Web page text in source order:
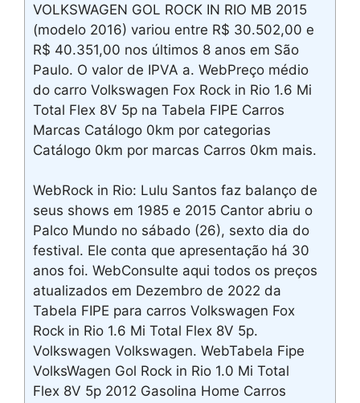
VOLKSWAGEN GOL ROCK IN RIO MB 2015
(modelo 2016) variou entre R$ 30.502,00 e
R$ 40.351,00 nos últimos 8 anos em São
Paulo. O valor de IPVA a. WebPreço médio
do carro Volkswagen Fox Rock in Rio 1.6 Mi
Total Flex 8V 5p na Tabela FIPE Carros
Marcas Catálogo 0km por categorias
Catálogo 0km por marcas Carros 0km mais.
WebRock in Rio: Lulu Santos faz balanço de
seus shows em 1985 e 2015 Cantor abriu o
Palco Mundo no sábado (26), sexto dia do
festival. Ele conta que apresentação há 30
anos foi. WebConsulte aqui todos os preços
atualizados em Dezembro de 2022 da
Tabela FIPE para carros Volkswagen Fox
Rock in Rio 1.6 Mi Total Flex 8V 5p.
Volkswagen Volkswagen. WebTabela Fipe
VolksWagen Gol Rock in Rio 1.0 Mi Total
Flex 8V 5p 2012 Gasolina Home Carros